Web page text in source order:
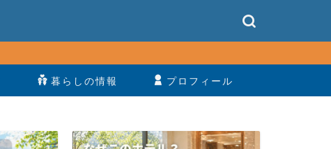
暮らしの情報 プロフィール